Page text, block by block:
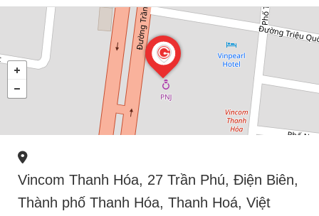
Vincom Thanh Hóa, 27 Trần Phú, Điện Biên,
Thành phố Thanh Hóa, Thanh Hoá, Việt